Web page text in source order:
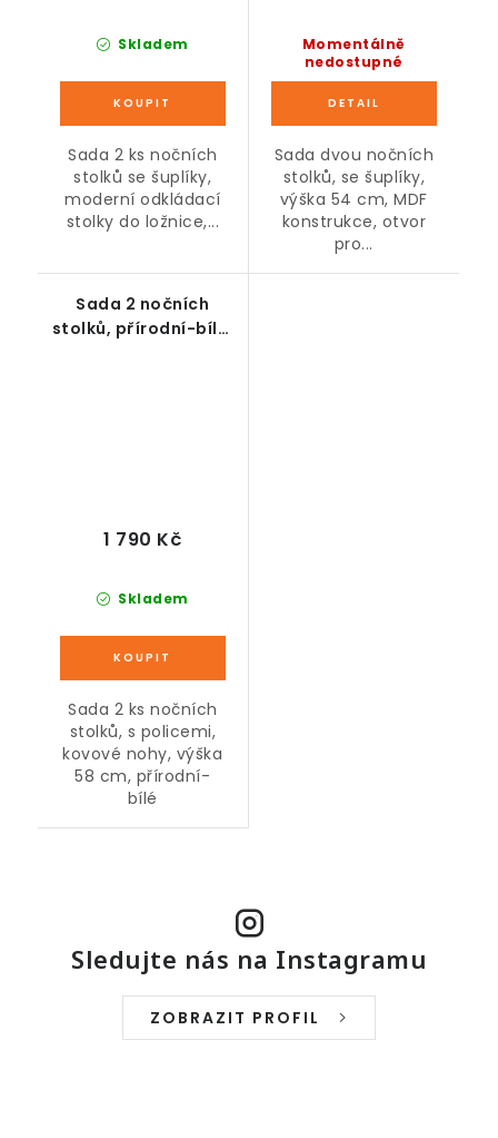
Skladem
Sada 2 ks nočních
stolků se šuplíky,
moderní odkládací
stolky do ložnice,...
Momentálně
nedostupné
Sada dvou nočních
stolků, se šuplíky,
výška 54 cm, MDF
konstrukce, otvor
pro...
Sada 2 nočních
stolků, přírodní-bílé,
Skladem
1 790 Kč
Sada 2 ks nočních
stolků, s policemi,
kovové nohy, výška
58 cm, přírodní-
bílé
Sledujte nás na Instagramu
ZOBRAZIT PROFIL